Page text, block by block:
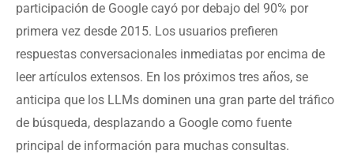
participación de Google cayó por debajo del 90% por
primera vez desde 2015. Los usuarios prefieren
respuestas conversacionales inmediatas por encima de
leer artículos extensos. En los próximos tres años, se
anticipa que los LLMs dominen una gran parte del tráfico
de búsqueda, desplazando a Google como fuente
principal de información para muchas consultas.